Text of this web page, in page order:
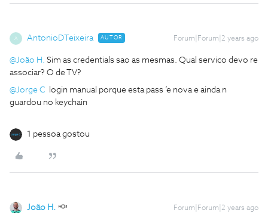
A AntonioDTeixeira AUTOR Forum|Forum|2 years ago
@João H. Sim as credentials sao as mesmas. Qual servico devo re
associar? O de TV?
@Jorge C login manual porque esta pass ‘e nova e ainda n
guardou no keychain
1 pessoa gostou
João H. Forum|Forum|2 years ago